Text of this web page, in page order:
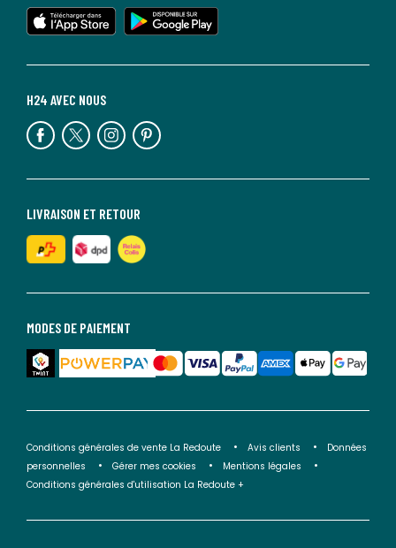
MODES DE PAIEMENT
LIVRAISON ET RETOUR
H24 AVEC NOUS
Conditions générales de vente La Redoute Avis clients
Données
personnelles
Gérer mes cookies
Mentions légales
Conditions générales d'utilisation La Redoute +